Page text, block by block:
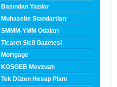
Basından Yazılar
Muhasebe Standartları
SMMM-YMM Odaları
Ticaret Sicil Gazetesi
Mortgage
KOSGEB Mevzuatı
Tek Düzen Hesap Planı